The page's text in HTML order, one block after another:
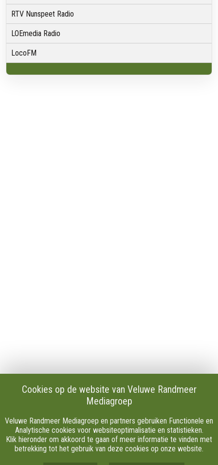
RTV Nunspeet Radio
LOEmedia Radio
LocoFM
Volg Ons
Youtube
Instagram
Cookies op de website van Veluwe Randmeer
Mediagroep
Veluwe Randmeer Mediagroep en partners gebruiken Functionele en
Analytische cookies voor websiteoptimalisatie en statistieken.
Klik hieronder om akkoord te gaan of meer informatie te vinden met
betrekking tot het gebruik van deze cookies op onze website.